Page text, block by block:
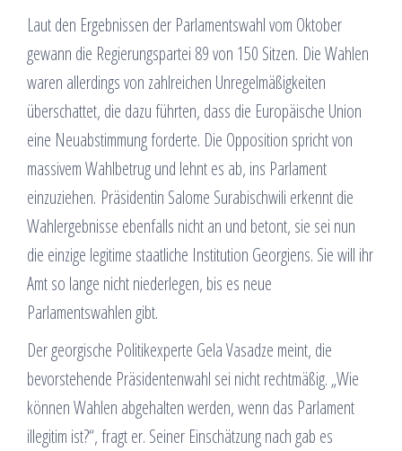
Laut den Ergebnissen der Parlamentswahl vom Oktober
gewann die Regierungspartei 89 von 150 Sitzen. Die Wahlen
waren allerdings von zahlreichen Unregelmäßigkeiten
überschattet, die dazu führten, dass die Europäische Union
eine Neuabstimmung forderte. Die Opposition spricht von
massivem Wahlbetrug und lehnt es ab, ins Parlament
einzuziehen. Präsidentin Salome Surabischwili erkennt die
Wahlergebnisse ebenfalls nicht an und betont, sie sei nun
die einzige legitime staatliche Institution Georgiens. Sie will ihr
Amt so lange nicht niederlegen, bis es neue
Parlamentswahlen gibt.
Der georgische Politikexperte Gela Vasadze meint, die
bevorstehende Präsidentenwahl sei nicht rechtmäßig. „Wie
können Wahlen abgehalten werden, wenn das Parlament
illegitim ist?“, fragt er. Seiner Einschätzung nach gab es